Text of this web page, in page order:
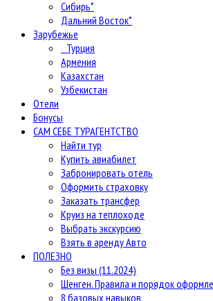
Сибирь*
Дальний Восток*
Зарубежье
Турция
Армения
Казахстан
Узбекистан
Отели
Бонусы
САМ СЕБЕ ТУРАГЕНТСТВО
Найти тур
Купить авиабилет
Забронировать отель
Оформить страховку
Заказать трансфер
Круиз на теплоходе
Выбрать экскурсию
Взять в аренду Авто
ПОЛЕЗНО
Без визы (11.2024)
Шенген. Правила и порядок
8 базовых навыков